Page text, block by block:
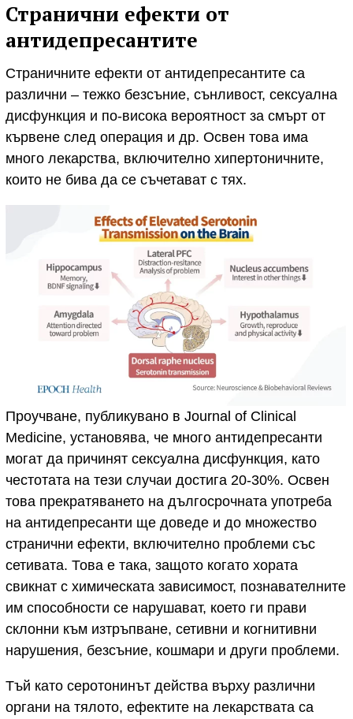
Странични ефекти от
антидепресантите
Страничните ефекти от антидепресантите са
различни – тежко безсъние, сънливост, сексуална
дисфункция и по-висока вероятност за смърт от
кървене след операция и др. Освен това има
много лекарства, включително хипертоничните,
които не бива да се съчетават с тях.
Проучване, публикувано в Journal of Clinical
Medicine, установява, че много антидепресанти
могат да причинят сексуална дисфункция, като
честотата на тези случаи достига 20-30%. Освен
това прекратяването на дългосрочната употреба
на антидепресанти ще доведе и до множество
странични ефекти, включително проблеми със
сетивата. Това е така, защото когато хората
свикнат с химическата зависимост, познавателните
им способности се нарушават, което ги прави
склонни към изтръпване, сетивни и когнитивни
нарушения, безсъние, кошмари и други проблеми.
Тъй като серотонинът действа върху различни
органи на тялото, ефектите на лекарствата са